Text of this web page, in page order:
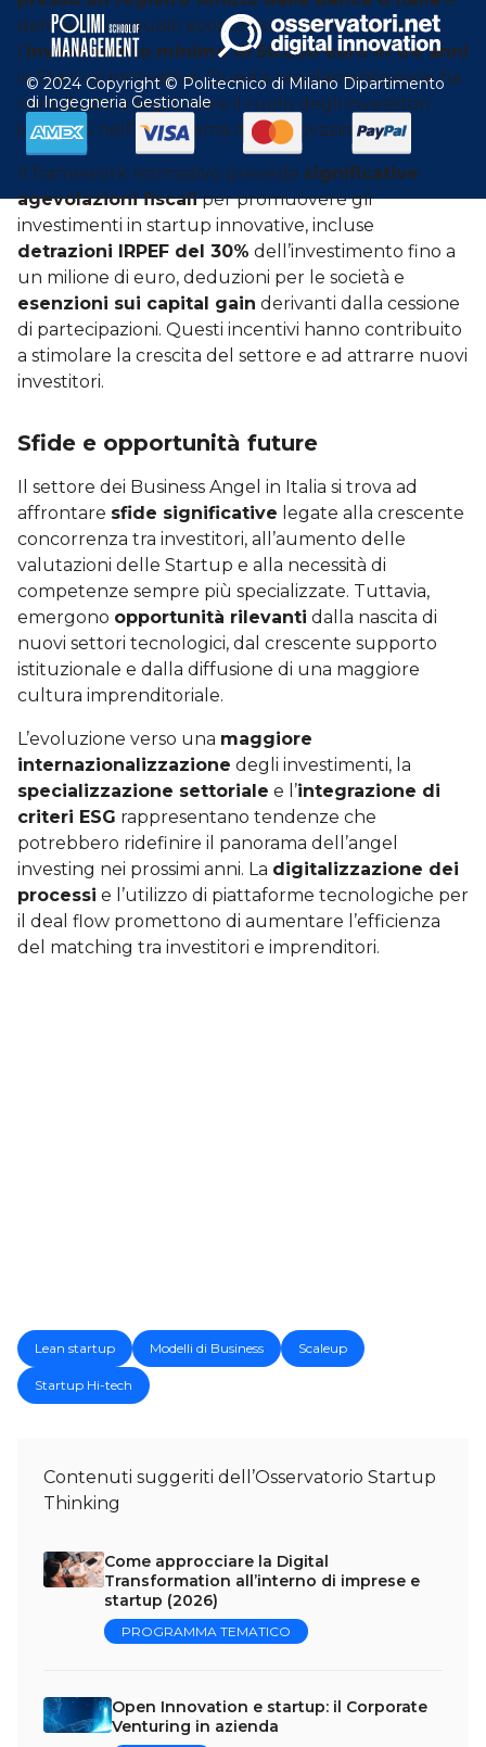
definendo requisiti economici specifici, tra cui
l’investimento minimo di 50.000 euro in tre anni
in Startup innovative. Questa regolamentazione ha
contribuito a legittimare il ruolo degli investitori
informali nell’ecosistema dell’innovazione.
Il framework normativo prevede significative
agevolazioni fiscaliper promuovere gli
investimenti in startup innovative, incluse
detrazioni IRPEF del 30% dell’investimento fino a
un milione di euro, deduzioni per le società e
esenzioni sui capital gain derivanti dalla cessione
di partecipazioni. Questi incentivi hanno contribuito
a stimolare la crescita del settore e ad attrarre nuovi
investitori.
Sfide e opportunità future
Il settore dei Business Angel in Italia si trova ad
affrontare sfide significative legate alla crescente
concorrenza tra investitori, all’aumento delle
valutazioni delle Startup e alla necessità di
competenze sempre più specializzate. Tuttavia,
emergono opportunità rilevanti dalla nascita di
nuovi settori tecnologici, dal crescente supporto
istituzionale e dalla diffusione di una maggiore
cultura imprenditoriale.
L’evoluzione verso una maggiore
internazionalizzazione degli investimenti, la
specializzazione settoriale e l’integrazione di
criteri ESG rappresentano tendenze che
potrebbero ridefinire il panorama dell’angel
investing nei prossimi anni. La digitalizzazione dei
processi e l’utilizzo di piattaforme tecnologiche per
il deal flow promettono di aumentare l’efficienza
del matching tra investitori e imprenditori.
Lean startup Modelli di Business Scaleup
Startup Hi-tech
Contenuti suggeriti dell’Osservatorio Startup
Thinking
Come approcciare la Digital
Transformation all’interno di imprese e
startup (2026)
PROGRAMMA TEMATICO
Open Innovation e startup: il Corporate
Venturing in azienda
© 2024 Copyright © Politecnico di Milano Dipartimento
di Ingegneria Gestionale